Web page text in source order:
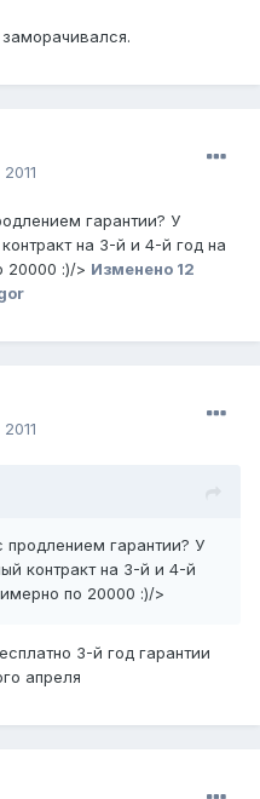
гарантии? У
на 3-й и 4-й год на
20000 :)/> Изменено 12
гарантии? У
контракт на 3-й и 4-й
по 20000 :)/>
3-й год гарантии
апреля